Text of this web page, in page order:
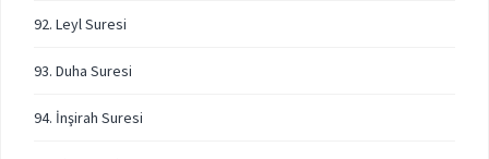
92. Leyl Suresi
93. Duha Suresi
94. İnşirah Suresi